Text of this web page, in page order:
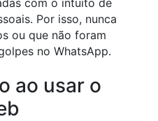
Por isso, nunca
ou que não foram
no WhatsApp.
ao usar o